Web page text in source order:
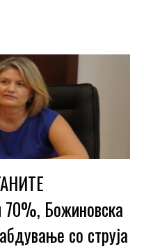
70%, Божиновска
со струја